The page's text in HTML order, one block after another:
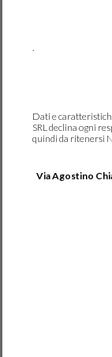
.
Dati e
SRL declina ogni
quindi da ritenersi
Via Agostino